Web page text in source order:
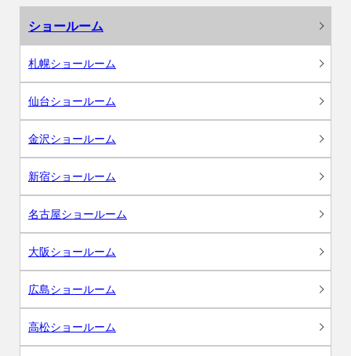
ショールーム
札幌ショールーム
仙台ショールーム
金沢ショールーム
新宿ショールーム
名古屋ショールーム
大阪ショールーム
広島ショールーム
高松ショールーム